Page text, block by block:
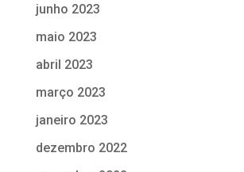
junho 2023
maio 2023
abril 2023
março 2023
janeiro 2023
dezembro 2022